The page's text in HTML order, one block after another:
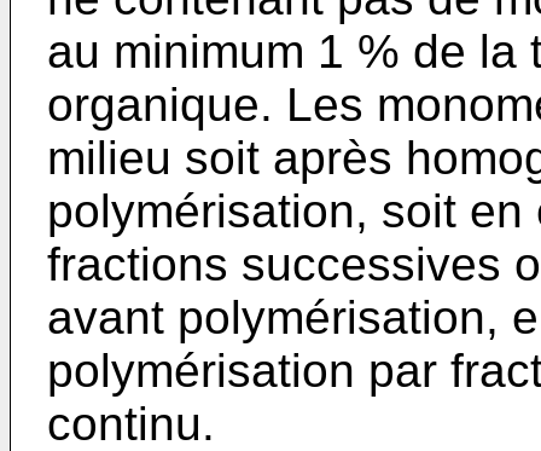
au minimum 1 % de la
organique. Les
milieu soit après
polymérisation, soit
fractions successives
avant polymérisation,
polymérisation par
continu.